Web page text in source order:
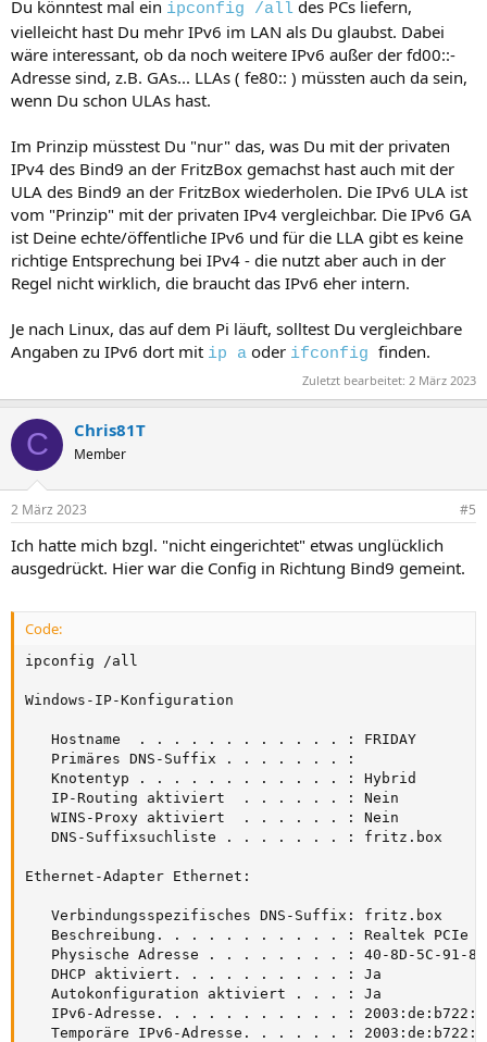
Du könntest mal ein ipconfig /all des PCs liefern,
vielleicht hast Du mehr IPv6 im LAN als Du glaubst. Dabei
wäre interessant, ob da noch weitere IPv6 außer der fd00::-
Adresse sind, z.B. GAs... LLAs ( fe80:: ) müssten auch da sein,
wenn Du schon ULAs hast.
Im Prinzip müsstest Du "nur" das, was Du mit der privaten
IPv4 des Bind9 an der FritzBox gemachst hast auch mit der
ULA des Bind9 an der FritzBox wiederholen. Die IPv6 ULA ist
vom "Prinzip" mit der privaten IPv4 vergleichbar. Die IPv6 GA
ist Deine echte/öffentliche IPv6 und für die LLA gibt es keine
richtige Entsprechung bei IPv4 - die nutzt aber auch in der
Regel nicht wirklich, die braucht das IPv6 eher intern.
Je nach Linux, das auf dem Pi läuft, solltest Du vergleichbare
Angaben zu IPv6 dort mit ip a oder ifconfig finden.
Zuletzt bearbeitet: 2 März 2023
C Chris81T
Member
2 März 2023 #5
Ich hatte mich bzgl. "nicht eingerichtet" etwas unglücklich
ausgedrückt. Hier war die Config in Richtung Bind9 gemeint.
Code:
ipconfig /all
Windows-IP-Konfiguration
   Hostname  . . . . . . . . . . . . : FRIDAY
   Primäres DNS-Suffix . . . . . . . :
   Knotentyp . . . . . . . . . . . . : Hybrid
   IP-Routing aktiviert  . . . . . . : Nein
   WINS-Proxy aktiviert  . . . . . . : Nein
   DNS-Suffixsuchliste . . . . . . . : fritz.box
Ethernet-Adapter Ethernet:
   Verbindungsspezifisches DNS-Suffix: fritz.box
Beschreibung. . . . . . . . . . . : Realtek PCIe
Physische Adresse . . . . . . . . : 40-8D-5C-91-
   DHCP aktiviert. . . . . . . . . . : Ja
   Autokonfiguration aktiviert . . . : Ja
IPv6-Adresse. . . . . . . . . . . :
Temporäre IPv6-Adresse. . . . . . :